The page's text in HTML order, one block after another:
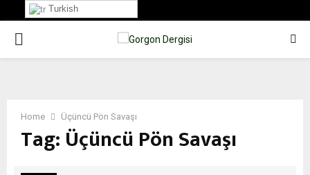
PRIMARY
Home Üçüncü Pön Savaşı
Tag: Üçüncü Pön Savaşı
Turkish